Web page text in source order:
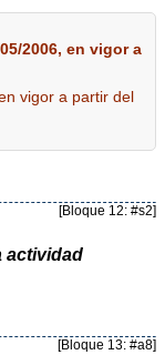
2006, en vigor a
vigor a partir del
[Bloque 12: #s2]
actividad
[Bloque 13: #a8]